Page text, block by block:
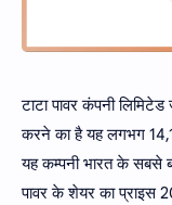
टाटा पावर कंपनी
करने का है यह लगभग
यह कम्पनी भारत के सबसे
पावर के शेयर का